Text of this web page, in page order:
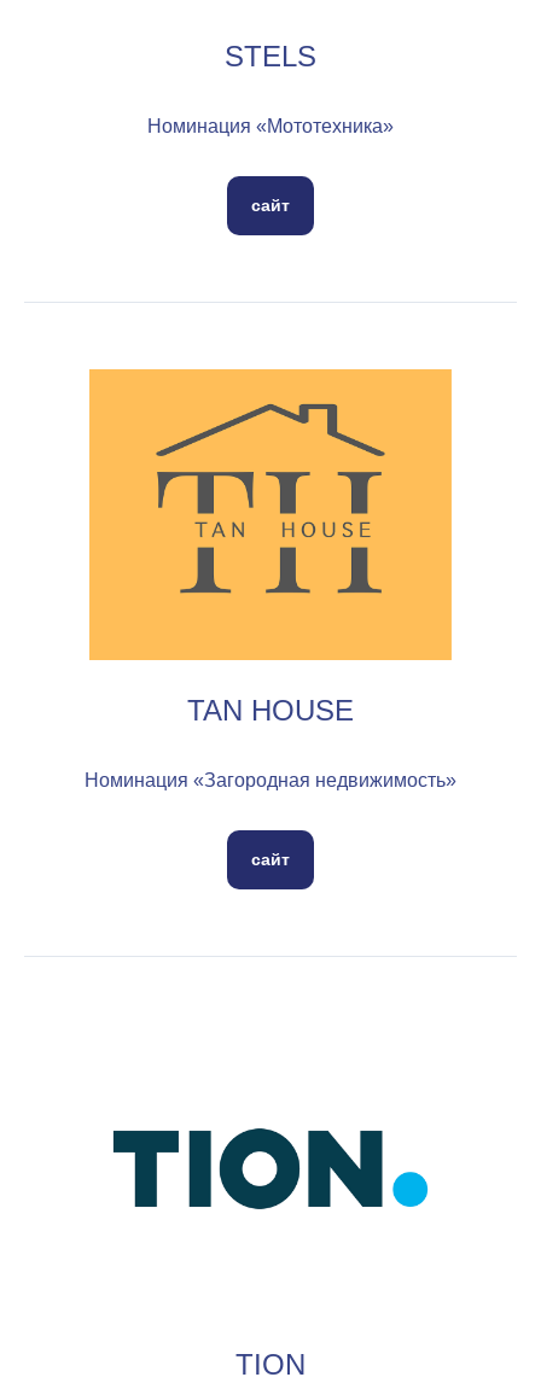
STELS
Номинация «Мототехника»
сайт
TAN HOUSE
Номинация «Загородная недвижимость»
сайт
TION